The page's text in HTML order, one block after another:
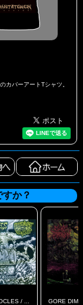
バーアートTシャツ。
か？
/ ... GORE